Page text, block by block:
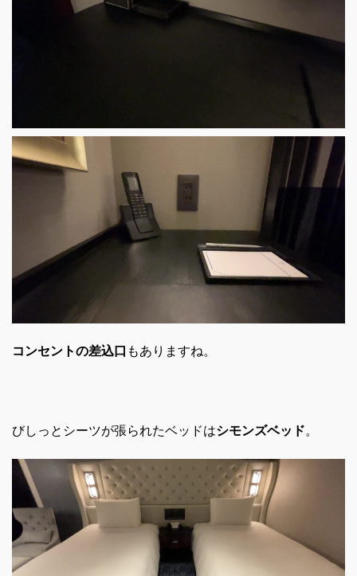
コンセントの差込口 もありますね。
びしっとシーツが張られたベッドはシモンズベッド。